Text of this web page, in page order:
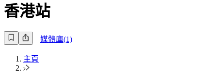
香港站
媒體庫(1)
主頁